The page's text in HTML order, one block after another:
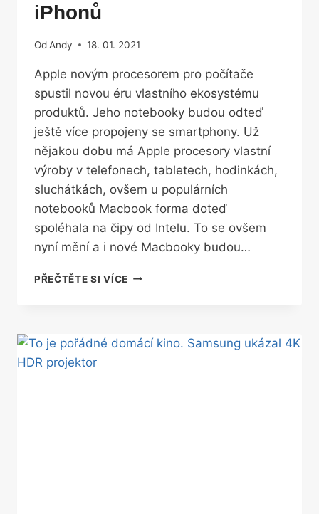
iPhonů
Od Andy 18. 01. 2021
Apple novým procesorem pro počítače
spustil novou éru vlastního ekosystému
produktů. Jeho notebooky budou odteď
ještě více propojeny se smartphony. Už
nějakou dobu má Apple procesory vlastní
výroby v telefonech, tabletech, hodinkách,
sluchátkách, ovšem u populárních
notebooků Macbook forma doteď
spoléhala na čipy od Intelu. To se ovšem
nyní mění a i nové Macbooky budou…
PŘEČTĚTE SI VÍCEAPPLE
SVĚT
MACBOOKŮ